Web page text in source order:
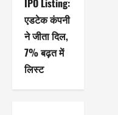
IPO Listing:
एडटेक कंपनी
ने जीता दिल,
7% बढ़त में
लिस्ट